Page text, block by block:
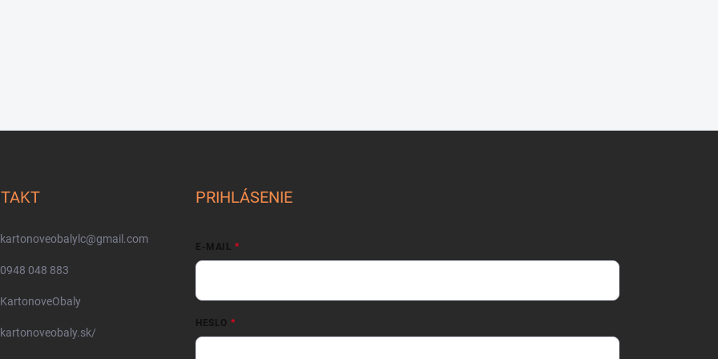
kartonoveobalylc@gmail.com
0948 048 883
KartonoveObaly
kartonoveobaly.sk/
PRIHLÁSENIE
E-MAIL
HESLO